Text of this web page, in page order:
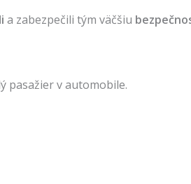
a zabezpečili tým väčšiu
pasažier v automobile.